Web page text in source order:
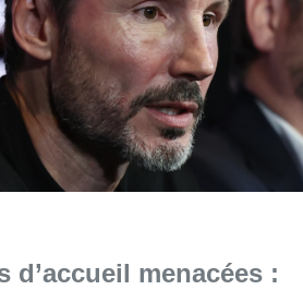
d’accueil menacées :